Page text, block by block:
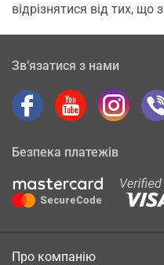
відрізнятися від тих, що
Зв’язатися з нами
Безпека платежів
Про компанію